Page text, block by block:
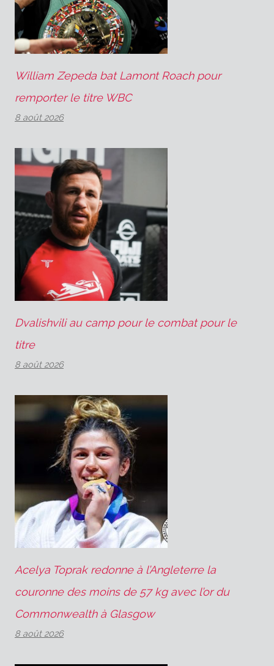
William Zepeda bat Lamont Roach pour
remporter le titre WBC
8 août 2026
Dvalishvili au camp pour le combat pour le
titre
8 août 2026
Acelya Toprak redonne à l’Angleterre la
couronne des moins de 57 kg avec l’or du
Commonwealth à Glasgow
8 août 2026